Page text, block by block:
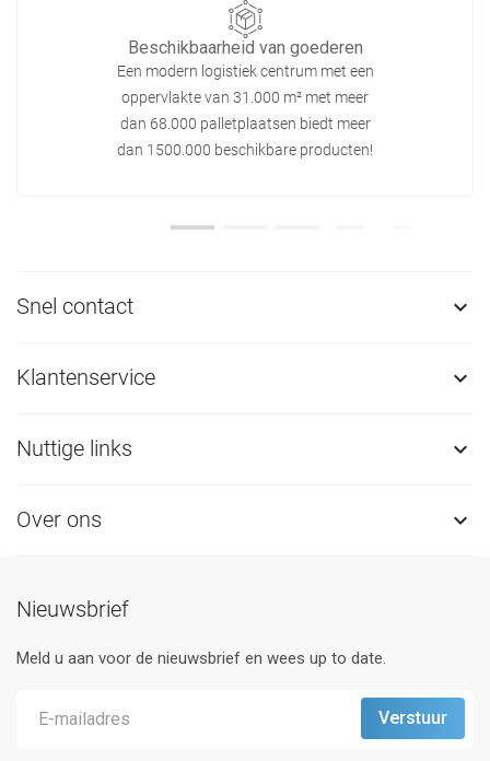
Beschikbaarheid van goederen
Een modern logistiek centrum met een
oppervlakte van 31.000 m² met meer
dan 68.000 palletplaatsen biedt meer
dan 1500.000 beschikbare producten!
Snel contact 
Klantenservice 
Nuttige links 
Over ons 
Nieuwsbrief
Meld u aan voor de nieuwsbrief en wees up to date.